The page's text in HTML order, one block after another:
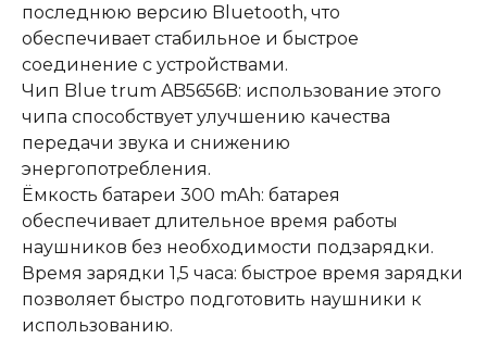
последнюю версию Bluetooth, что
обеспечивает стабильное и быстрое
соединение с устройствами.
Чип Blue trum AB5656B: использование этого
чипа способствует улучшению качества
передачи звука и снижению
энергопотребления.
Ёмкость батареи 300 mAh: батарея
обеспечивает длительное время работы
наушников без необходимости подзарядки.
Время зарядки 1,5 часа: быстрое время зарядки
позволяет быстро подготовить наушники к
использованию.